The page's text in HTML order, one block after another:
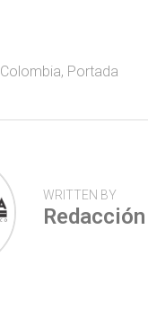
tir
Colombia, Portada
WRITTEN BY